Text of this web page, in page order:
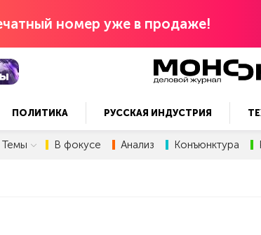
номер уже в продаже!
ПОЛИТИКА РУССКАЯ ИНДУСТРИЯ
Темы В фокусе Анализ Конъюнктура